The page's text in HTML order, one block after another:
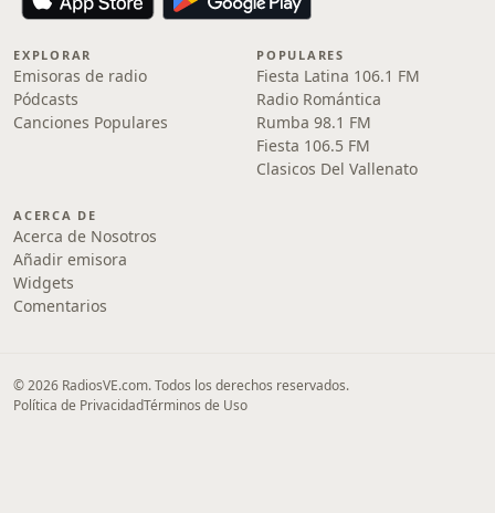
EXPLORAR
Emisoras de radio
Pódcasts
Canciones Populares
POPULARES
Fiesta Latina 106.1 FM
Radio Romántica
Rumba 98.1 FM
Fiesta 106.5 FM
Clasicos Del Vallenato
ACERCA DE
Acerca de Nosotros
Añadir emisora
Widgets
Comentarios
© 2026 RadiosVE.com. Todos los derechos reservados.
Política de PrivacidadTérminos de Uso